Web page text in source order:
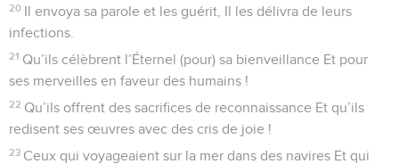
20 Il envoya sa parole et les guérit, Il les délivra de leurs
infections.
21 Qu’ils célèbrent l’Éternel (pour) sa bienveillance Et pour
ses merveilles en faveur des humains !
22 Qu’ils offrent des sacrifices de reconnaissance Et qu’ils
redisent ses œuvres avec des cris de joie !
23 Ceux qui voyageaient sur la mer dans des navires Et qui